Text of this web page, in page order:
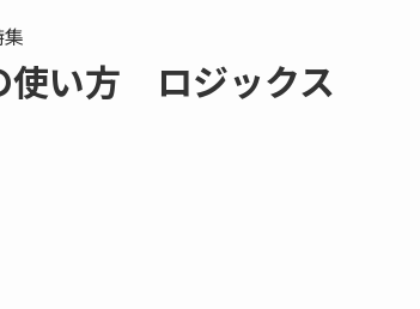
使い方 ロジックス